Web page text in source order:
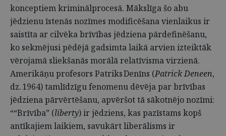
konceptiem kriminālprocesā. Mākslīga šo abu
jēdzienu īstenās nozīmes modificēšana vienlaikus ir
saistīta ar cilvēka brīvības jēdziena pārdefinēšanu,
ko sekmējusi pēdējā gadsimta laikā arvien izteiktāk
vērojamā sliekšanās morālā relatīvisma virzienā.
Amerikāņu profesors Patriks Denīns (Patrick Deneen,
dz. 1964) tamlīdzīgu fenomenu dēvēja par brīvības
jēdziena pārvērtēšanu, apvēršot tā sākotnējo nozīmi:
““Brīvība” (liberty) ir jēdziens, kas pazīstams kopš
antīkajiem laikiem, savukārt liberālisms ir